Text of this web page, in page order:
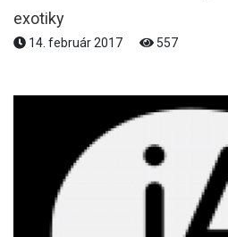
exotiky
14. február 2017 557